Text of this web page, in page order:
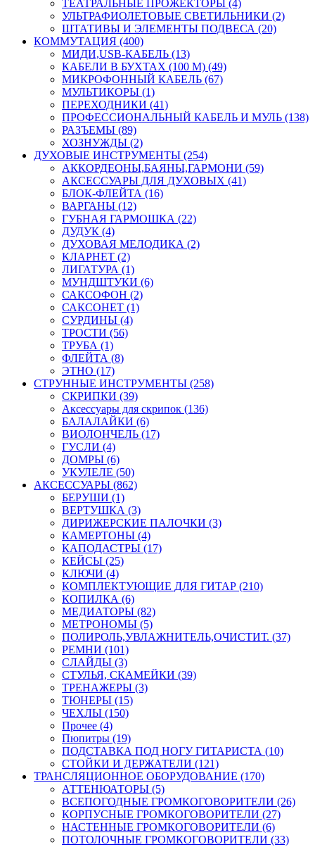
ТЕАТРАЛЬНЫЕ ПРОЖЕКТОРЫ (4)
УЛЬТРАФИОЛЕТОВЫЕ СВЕТИЛЬНИКИ (2)
ШТАТИВЫ И ЭЛЕМЕНТЫ ПОДВЕСА (20)
КОММУТАЦИЯ (400)
МИДИ,USB-КАБЕЛЬ (13)
КАБЕЛИ В БУХТАХ (100 М) (49)
МИКРОФОННЫЙ КАБЕЛЬ (67)
МУЛЬТИКОРЫ (1)
ПЕРЕХОДНИКИ (41)
ПРОФЕССИОНАЛЬНЫЙ КАБЕЛЬ И МУЛЬ (138)
РАЗЪЕМЫ (89)
ХОЗНУЖДЫ (2)
ДУХОВЫЕ ИНСТРУМЕНТЫ (254)
АККОРДЕОНЫ,БАЯНЫ,ГАРМОНИ (59)
АКСЕССУАРЫ ДЛЯ ДУХОВЫХ (41)
БЛОК-ФЛЕЙТА (16)
ВАРГАНЫ (12)
ГУБНАЯ ГАРМОШКА (22)
ДУДУК (4)
ДУХОВАЯ МЕЛОДИКА (2)
КЛАРНЕТ (2)
ЛИГАТУРА (1)
МУНДШТУКИ (6)
САКСОФОН (2)
САКСОНЕТ (1)
СУРДИНЫ (4)
ТРОСТИ (56)
ТРУБА (1)
ФЛЕЙТА (8)
ЭТНО (17)
СТРУННЫЕ ИНСТРУМЕНТЫ (258)
СКРИПКИ (39)
Аксессуары для скрипок (136)
БАЛАЛАЙКИ (6)
ВИОЛОНЧЕЛЬ (17)
ГУСЛИ (4)
ДОМРЫ (6)
УКУЛЕЛЕ (50)
АКСЕССУАРЫ (862)
БЕРУШИ (1)
ВЕРТУШКА (3)
ДИРИЖЕРСКИЕ ПАЛОЧКИ (3)
КАМЕРТОНЫ (4)
КАПОДАСТРЫ (17)
КЕЙСЫ (25)
КЛЮЧИ (4)
КОМПЛЕКТУЮЩИЕ ДЛЯ ГИТАР (210)
КОПИЛКА (6)
МЕДИАТОРЫ (82)
МЕТРОНОМЫ (5)
ПОЛИРОЛЬ,УВЛАЖНИТЕЛЬ,ОЧИСТИТ. (37)
РЕМНИ (101)
СЛАЙДЫ (3)
СТУЛЬЯ, СКАМЕЙКИ (39)
ТРЕНАЖЕРЫ (3)
ТЮНЕРЫ (15)
ЧЕХЛЫ (150)
Прочее (4)
Пюпитры (19)
ПОДСТАВКА ПОД НОГУ ГИТАРИСТА (10)
СТОЙКИ И ДЕРЖАТЕЛИ (121)
ТРАНСЛЯЦИОННОЕ ОБОРУДОВАНИЕ (170)
АТТЕНЮАТОРЫ (5)
ВСЕПОГОДНЫЕ ГРОМКОГОВОРИТЕЛИ (26)
КОРПУСНЫЕ ГРОМКОГОВОРИТЕЛИ (27)
НАСТЕННЫЕ ГРОМКОГОВОРИТЕЛИ (6)
ПОТОЛОЧНЫЕ ГРОМКОГОВОРИТЕЛИ (33)